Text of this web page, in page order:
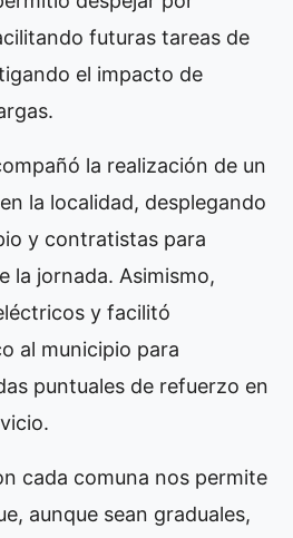
futuras tareas de
el impacto de
la realización de un
la localidad, desplegando
y contratistas para
la jornada. Asimismo,
y facilitó
al municipio para
puntuales de refuerzo en
cada comuna nos permite
aunque sean graduales,